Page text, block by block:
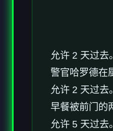
允许 2 天过去。
警官哈罗德在
允许 2 天过去。
早餐被前门的
允许 5 天过去。